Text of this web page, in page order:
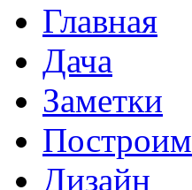
Главная
Дача
Заметки
Построим
Дизайн